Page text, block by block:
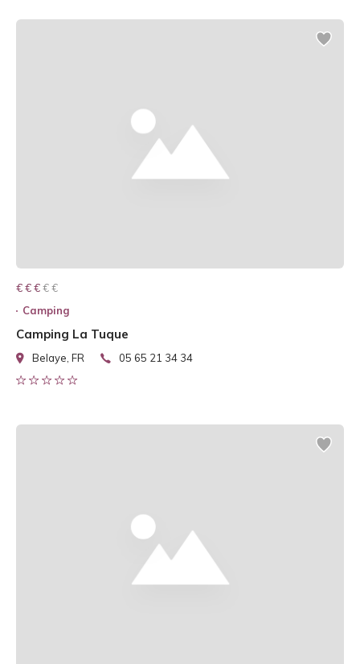
€ € € € €
€ € €
Camping
Camping La Tuque
Belaye, FR 05 65 21 34 34